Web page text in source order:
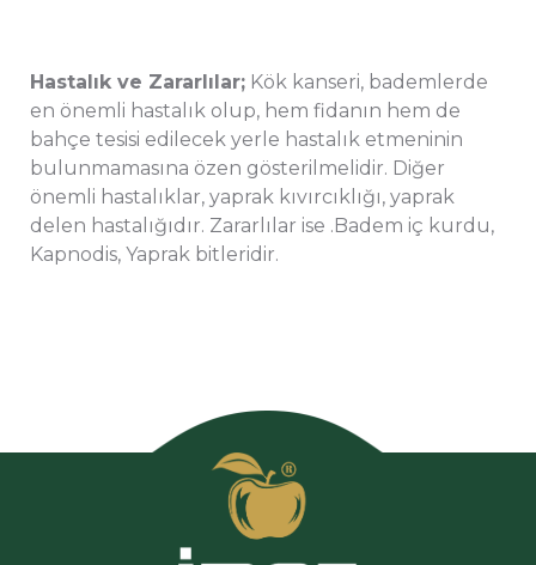
Hastalık ve Zararlılar; Kök kanseri, bademlerde
en önemli hastalık olup, hem fidanın hem de
bahçe tesisi edilecek yerle hastalık etmeninin
bulunmamasına özen gösterilmelidir. Diğer
önemli hastalıklar, yaprak kıvırcıklığı, yaprak
delen hastalığıdır. Zararlılar ise .Badem iç kurdu,
Kapnodis, Yaprak bitleridir.